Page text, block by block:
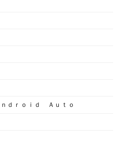
ｄｒｏｉｄ Ａｕｔｏ